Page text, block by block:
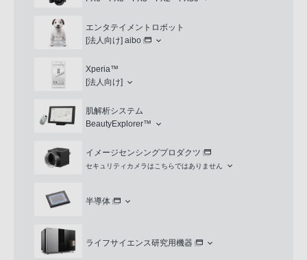
エンタテイメントロボット
[法人向け] aibo
Xperia™
[法人向け]
肌解析システム
BeautyExplorer™
イメージセンシングプロダクツ
セキュリティカメラはこちらではありません
半導体
ライフサイエンス研究用機器